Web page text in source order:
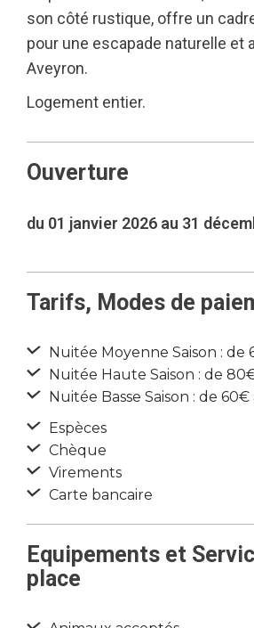
son côté rustique, offre un
pour une escapade naturelle et
Aveyron.
Logement entier.
Ouverture
du 01 janvier 2026 au 31
Tarifs, Modes de
Nuitée Moyenne Saison : de
Nuitée Haute Saison : de
Nuitée Basse Saison : de
Espèces
Chèque
Virements
Carte bancaire
Equipements et
place